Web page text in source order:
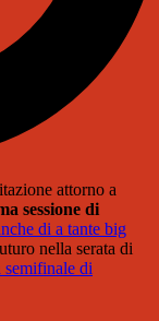
attorno a
sessione di
di a tante big
nella serata di
semifinale di